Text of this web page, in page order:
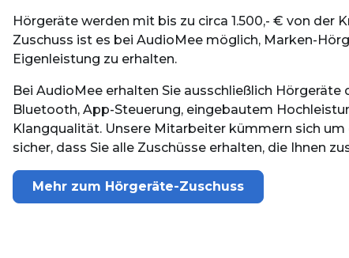
Hörgeräte werden mit bis zu circa 1.500,- € von der
Zuschuss ist es bei AudioMee möglich, Marken-
Eigenleistung zu erhalten.
Bei AudioMee erhalten Sie ausschließlich
Bluetooth, App-Steuerung, eingebautem
Klangqualität. Unsere Mitarbeiter kümmern sich
sicher, dass Sie alle Zuschüsse erhalten, die Ihnen
Mehr zum Hörgeräte-Zuschuss